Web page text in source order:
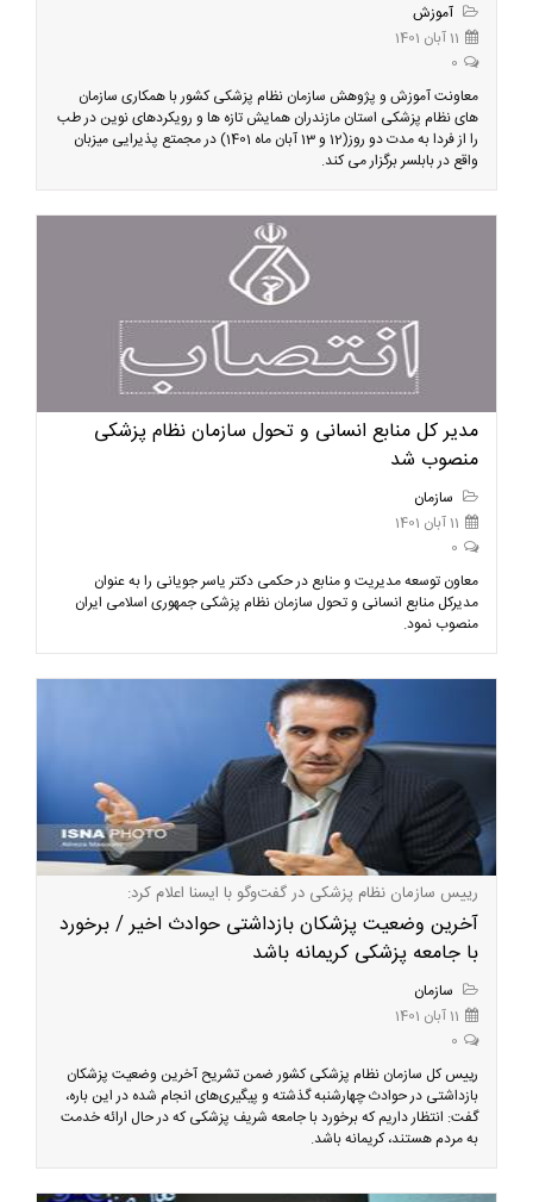
آموزش
11 آبان 1401
0
معاونت آموزش و پژوهش سازمان نظام پزشکی کشور با همکاری سازمان
های نظام پزشکی استان مازندران همایش تازه ها و رویکردهای نوین در طب
را از فردا به مدت دو روز(12 و 13 آبان ماه 1401) در مجمتع پذیرایی میزبان
واقع در بابلسر برگزار می کند.
مدیر کل منابع انسانی و تحول سازمان نظام پزشکی
منصوب شد
سازمان
11 آبان 1401
0
معاون توسعه مدیریت و منابع در حکمی دکتر یاسر جویانی را به عنوان
مدیرکل منابع انسانی و تحول سازمان نظام پزشکی جمهوری اسلامی ایران
منصوب نمود.
رییس سازمان نظام پزشکی در گفت‌وگو با ایسنا اعلام کرد:
آخرین وضعیت پزشکان بازداشتی حوادث اخیر / برخورد
با جامعه پزشکی کریمانه باشد
سازمان
11 آبان 1401
0
رییس کل سازمان نظام پزشکی کشور ضمن تشریح آخرین وضعیت پزشکان
بازداشتی در حوادث چهارشنبه گذشته و پیگیری‌های انجام شده در این باره،
گفت: انتظار داریم که برخورد با جامعه شریف پزشکی که در حال ارائه خدمت
به مردم هستند، کریمانه‌ باشد.